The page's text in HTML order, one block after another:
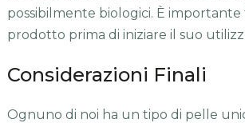
possibilmente biologici. È importante
prodotto prima di iniziare il suo
Considerazioni Finali
Ognuno di noi ha un tipo di pelle